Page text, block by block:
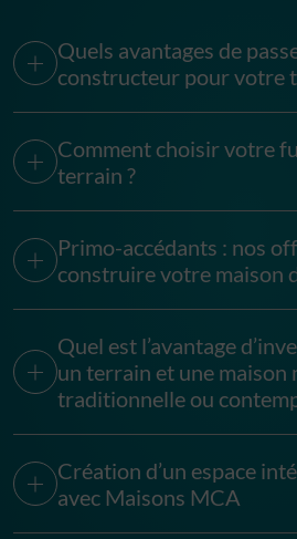
Quels avantages de
constructeur pour votre
Comment choisir votre
terrain ?
Primo-accédants : nos
construire votre maison
Quel est l’avantage
un terrain et une maison
traditionnelle ou
Création d’un espace
avec Maisons MCA